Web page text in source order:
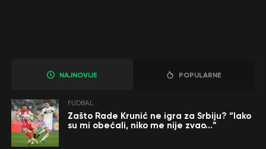
NAJNOVIJE POPULARNE
FUDBAL
Zašto Rade Krunić ne igra za Srbiju? “Iako
su mi obećali, niko me nije zvao…”